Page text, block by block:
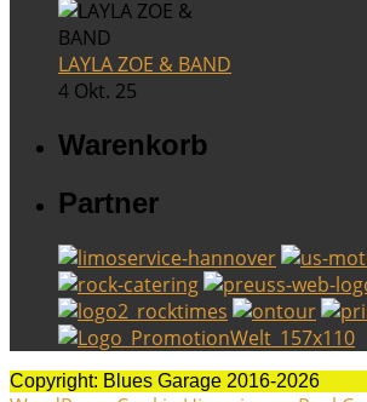
LAYLA ZOE & BAND
4 Okt. 25
Warenkorb
Partner
Copyright: Blues Garage 2016-2026